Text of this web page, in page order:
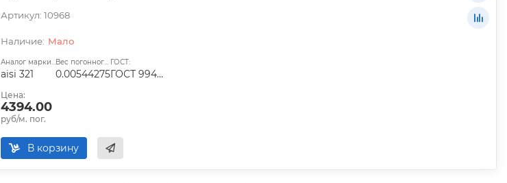
Артикул: 10968
Мало
Аналог марки стали:
aisi 321
Вес погонного метра, т.:
0.00544275
ГОСТ:
ГОСТ 9940-81, ГОСТ 9941-81, ГОСТ 24030-80, ГОСТ 10498-82
Цена:
4394.00
руб/м. пог.
В корзину